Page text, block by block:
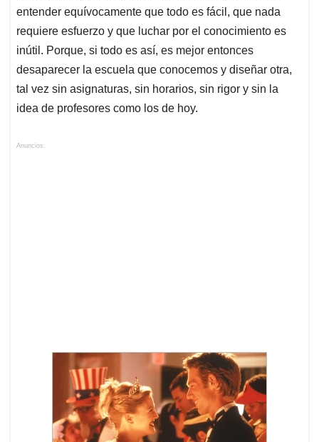
entender equívocamente que todo es fácil, que nada
requiere esfuerzo y que luchar por el conocimiento es
inútil. Porque, si todo es así, es mejor entonces
desaparecer la escuela que conocemos y diseñar otra,
tal vez sin asignaturas, sin horarios, sin rigor y sin la
idea de profesores como los de hoy.
Anuncios.